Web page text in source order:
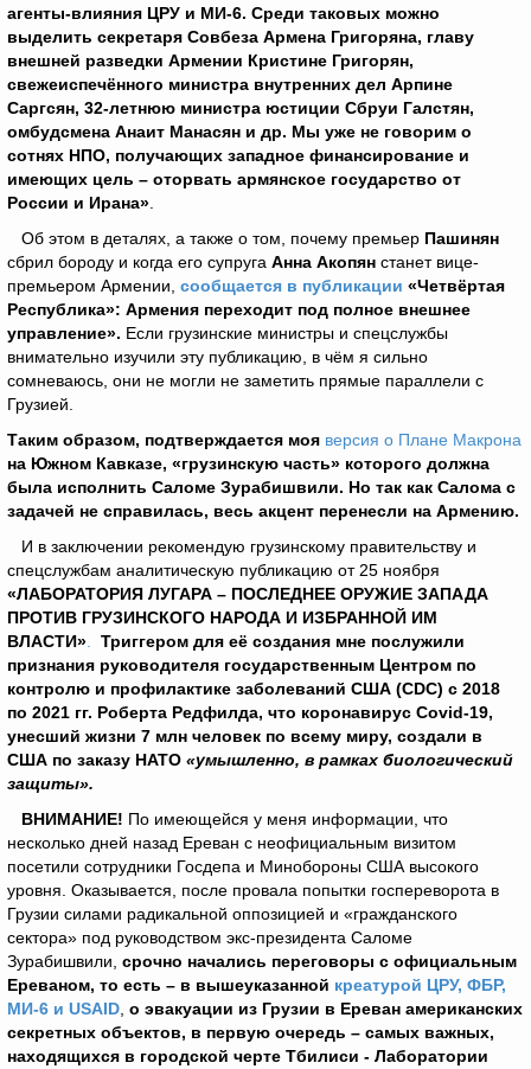
агенты-влияния ЦРУ и МИ-6. Среди таковых можно
выделить секретаря Совбеза Армена Григоряна, главу
внешней разведки Армении Кристине Григорян,
свежеиспечённого министра внутренних дел Арпине
Саргсян, 32-летнюю министра юстиции Сбруи Галстян,
омбудсмена Анаит Манасян и др. Мы уже не говорим о
сотнях НПО, получающих западное финансирование и
имеющих цель – оторвать армянское государство от
России и Ирана»
Об этом в деталях, а также о том, почему премьер Пашинян
сбрил бороду и когда его супруга Анна Акопян станет вице-
премьером Армении, сообщается в публикации «Четвёртая
Республика»: Армения переходит под полное внешнее
управление». Если грузинские министры и спецслужбы
внимательно изучили эту публикацию, в чём я сильно
сомневаюсь, они не могли не заметить прямые параллели с
Грузией.
Таким образом, подтверждается моя версия о Плане Макрона
на Южном Кавказе, «грузинскую часть» которого должна
была исполнить Саломе Зурабишвили. Но так как Салома с
задачей не справилась, весь акцент перенесли на Армению.
И в заключении рекомендую грузинскому правительству и
спецслужбам аналитическую публикацию от 25 ноября
«ЛАБОРАТОРИЯ ЛУГАРА – ПОСЛЕДНЕЕ ОРУЖИЕ ЗАПАДА
ПРОТИВ ГРУЗИНСКОГО НАРОДА И ИЗБРАННОЙ ИМ
ВЛАСТИ»
Триггером для её создания мне послужили
признания руководителя государственным Центром по
контролю и профилактике заболеваний США (CDC) с 2018
по 2021 гг. Роберта Редфилда, что коронавирус Covid-19,
унесший жизни 7 млн человек по всему миру, создали в
США по заказу НАТО «умышленно, в рамках биологический
защиты».
ВНИМАНИЕ! По имеющейся у меня информации, что
несколько дней назад Ереван с неофициальным визитом
посетили сотрудники Госдепа и Минобороны США высокого
уровня. Оказывается, после провала попытки госпереворота в
Грузии силами радикальной оппозицией и «гражданского
сектора» под руководством экс-президента Саломе
Зурабишвили, срочно начались переговоры с официальным
Ереваном, то есть – в вышеуказанной креатурой ЦРУ, ФБР,
МИ-6 и USAID о эвакуации из Грузии в Ереван американских
секретных объектов, в первую очередь – самых важных,
находящихся в городской черте Тбилиси - Лаборатории